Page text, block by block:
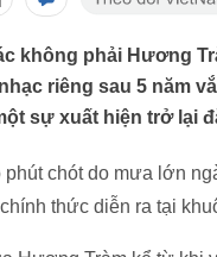
không phải Hương
riêng sau 5 năm
sự xuất hiện trở lại
phút chót do mưa lớn
thức diễn ra tại